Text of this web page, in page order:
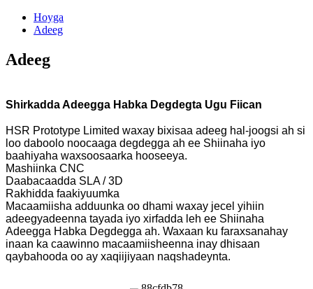
Hoyga
Adeeg
Adeeg
Shirkadda Adeegga Habka Degdegta Ugu Fiican
HSR Prototype Limited waxay bixisaa adeeg hal-joogsi ah si
loo daboolo noocaaga degdegga ah ee Shiinaha iyo
baahiyaha waxsoosaarka hooseeya.
Mashiinka CNC
Daabacaadda SLA / 3D
Rakhidda faakiyuumka
Macaamiisha adduunka oo dhami waxay jecel yihiin
adeegyadeenna tayada iyo xirfadda leh ee Shiinaha
Adeegga Habka Degdegga ah. Waxaan ku faraxsanahay
inaan ka caawinno macaamiisheenna inay dhisaan
qaybahooda oo ay xaqiijiyaan naqshadeynta.